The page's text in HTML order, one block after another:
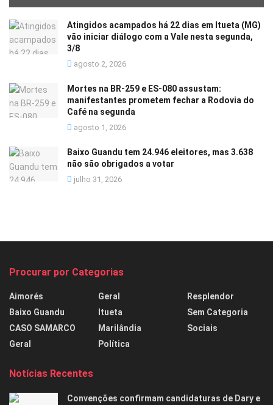
Atingidos acampados há 22 dias em Itueta (MG)
vão iniciar diálogo com a Vale nesta segunda,
3/8
agosto 2, 2026
Mortes na BR-259 e ES-080 assustam:
manifestantes prometem fechar a Rodovia do
Café na segunda
agosto 1, 2026
Baixo Guandu tem 24.946 eleitores, mas 3.638
não são obrigados a votar
julho 31, 2026
Procurar por Categorias
Aimorés
Baixo Guandu
CASO SAMARCO
Geral
Geral
Itueta
Marilândia
Política
Resplendor
Sem Categoria
Sociais
Notícias Recentes
Convenções confirmam candidaturas de Dary e